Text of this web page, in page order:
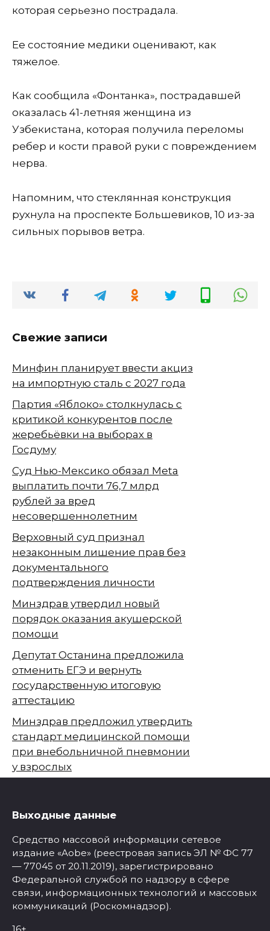
которая серьезно пострадала.
Ее состояние медики оценивают, как
тяжелое.
Как сообщила «Фонтанка», пострадавшей
оказалась 41-летняя женщина из
Узбекистана, которая получила переломы
ребер и кости правой руки с повреждением
нерва.
Напомним, что стеклянная конструкция
рухнула на проспекте Большевиков, 10 из-за
сильных порывов ветра.
Свежие записи
Минфин планирует ввести акциз
на импортную сталь с 2027 года
Партия «Яблоко» столкнулась с
критикой конкурентов после
жеребьёвки на выборах в
Госдуму
Суд Нью-Мексико обязал Meta
выплатить почти 76,7 млрд
рублей за вред
несовершеннолетним
Верховный суд признал
незаконным лишение прав без
документального
подтверждения личности
Минздрав утвердил новый
порядок оказания акушерской
помощи
Депутат Останина предложила
отменить ЕГЭ и вернуть
государственную итоговую
аттестацию
Минздрав предложил утвердить
стандарт медицинской помощи
при внебольничной пневмонии
у взрослых
Выходные данные
Средство массовой информации сетевое
издание «Aobe» (реестровая запись ЭЛ № ФС 77
— 77045 от 20.11.2019), зарегистрировано
Федеральной службой по надзору в сфере
связи, информационных технологий и массовых
коммуникаций (Роскомнадзор).
16+